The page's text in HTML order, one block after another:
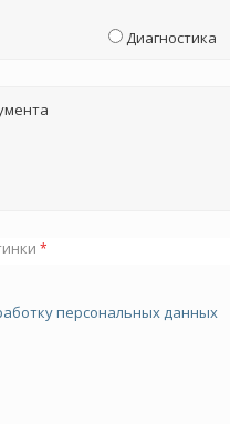
Диагностика
*
персональных данных